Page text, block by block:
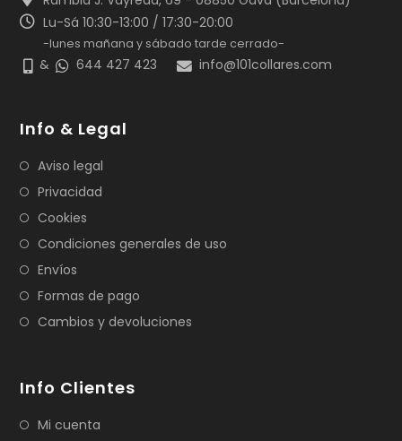
Lu-Sá 10:30-13:00 / 17:30-20:00
-lunes mañana y sábado tarde cerrado-
& 644 427 423 info@101collares.com
Info & Legal
Aviso legal
Privacidad
Cookies
Condiciones generales de uso
Envíos
Formas de pago
Cambios y devoluciones
Info Clientes
Mi cuenta